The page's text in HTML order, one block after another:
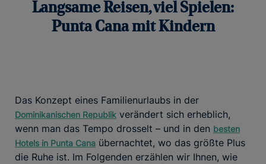
Langsame Reisen, viel Spielen:
Punta Cana mit Kindern
Das Konzept eines Familienurlaubs in der
Dominikanischen Republik verändert sich erheblich,
wenn man das Tempo drosselt – und in den besten
Hotels in Punta Cana übernachtet, wo das größte Plus
die Ruhe ist. Im Folgenden erzählen wir Ihnen, wie